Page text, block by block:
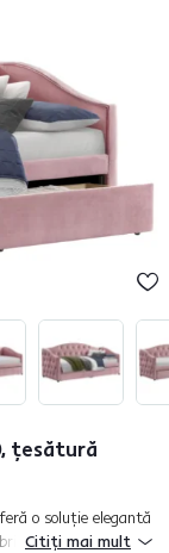
ţesătură
o soluţie elegantă
folosind o
Citiți mai mult